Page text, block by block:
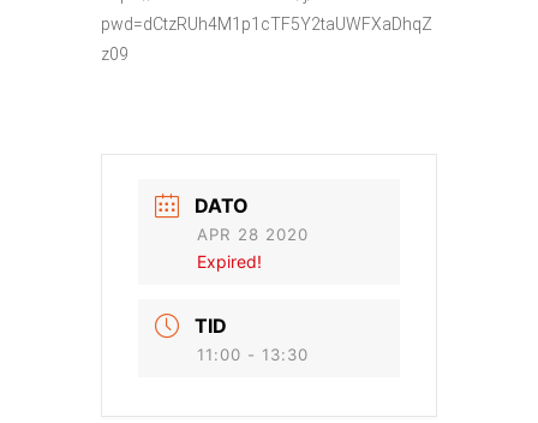
pwd=dCtzRUh4M1p1cTF5Y2taUWFXaDhqZ
z09
DATO
APR 28 2020
Expired!
TID
11:00 - 13:30